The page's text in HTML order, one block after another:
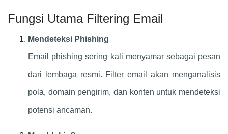
Fungsi Utama Filtering Email
Mendeteksi Phishing
Email phishing sering kali menyamar sebagai pesan
dari lembaga resmi. Filter email akan menganalisis
pola, domain pengirim, dan konten untuk mendeteksi
potensi ancaman.